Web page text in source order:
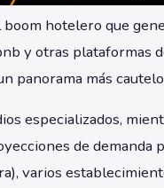
hotelero que
y otras plataformas
panorama más
especializados,
de demanda
varios